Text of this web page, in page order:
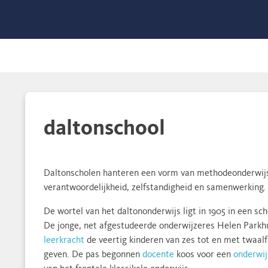
daltonschool
Daltonscholen hanteren een vorm van
verantwoordelijkheid, zelfstandigheid en samenwerking.
De wortel van het daltononderwijs ligt in 1905 in een
De jonge, net afgestudeerde onderwijzeres Helen
leerkracht de veertig kinderen van zes tot en met
geven. De pas begonnen docente koos voor een